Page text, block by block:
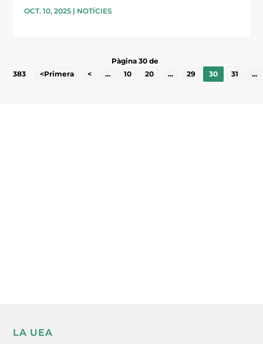
OCT. 10, 2025 | NOTÍCIES
Pàgina 30 de
383
<Primera < ... 10 20 ... 29 30 31 ...
LA UEA